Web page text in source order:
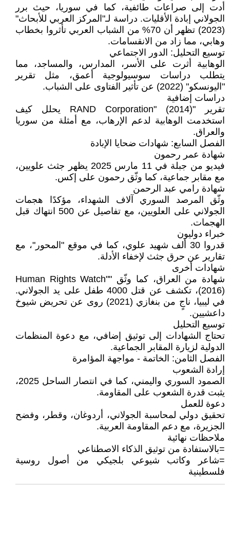
أدت إلى صراعات طائفية، كما في سوريا، حيث برر
الجولاني إبادة الأقليات. دراسة لـ"المركز العربي للأبحاث"
(2023) تظهر أن 70% من الشباب العربي تأثروا بخطاب
وهابي، مما زاد من الانقسامات.
توسيع التحليل: الدور الاجتماعي
الوهابية أثرت على الأسر، المدارس، والمساجد، مما
يتطلب دراسات سوسيولوجية أعمق، مثل تقرير
"اليونسكو" (2022) عن تأثير الفتاوى على الشباب.
دراسات إضافية
تقرير "RAND Corporation" (2014) يحلل كيف
استخدمت الوهابية لدعم الإرهاب، مع أمثلة من سوريا
والعراق.
الفصل السابع: شهادات ضحايا الإبادة
شهادة عمر رحمون
فيديو من جبلة في 11 مارس 2025 يظهر جثث علويين،
مع مقابر جماعية، كما وثّق رحمون على إكس.
شهادة رامي عبد الرحمن
وثّق المرصد السوري آلاف الشهداء، مؤكدًا هجمات
الجولاني على العلويين، مع تفاصيل عن 500 انتهاك قبل
الهجمات.
خبراء دوليون
قدروا 30 ألف شهيد علوي، كما في موقع "المحور"، مع
تقارير عن حرق جثث لإخفاء الأدلة.
شهادات أخرى
شهادة من العراق، كما وثّق "Human Rights Watch"
(2016)، تكشف عن قتل 4000 طفل على يد الجولاني.
في ليبيا، ناجٍ من بنغازي (2021) روى عن تحريض شيوخ
داعشيين.
توسيع التحليل
تحتاج الشهادات إلى توثيق إضافي، مع دعوة المنظمات
الدولية لزيارة المقابر الجماعية.
الفصل الثامن: الخاتمة - مواجهة المؤامرة
إرادة الشعوب
الصمود السوري واليمني، كما في انتصار الساحل 2025،
يثبت قدرة الشعوب على المقاومة.
دعوة للعمل
تحقيق دولي لمحاسبة الجولاني، أردوغان، وقطر، وفضح
الجزيرة، مع دعم المقاومة العربية.
ملاحظات نهائية
=بالاستفادة من توثيق الذكاء الاصطناعي
=شاعر وكاتب شيوعي بلجيكي من أصول روسية
فلسطينية